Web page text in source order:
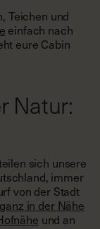
Teichen und
einfach nach
eure Cabin
Natur:
sich unsere
immer
von der Stadt
in der Nähe
und an